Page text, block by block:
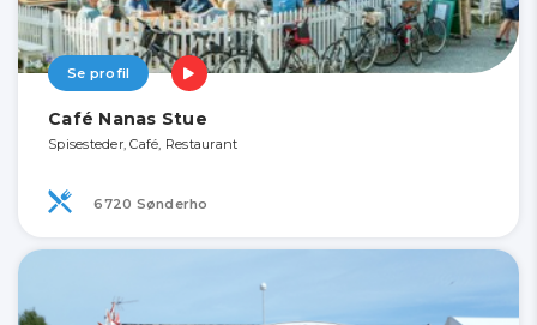
Se profil
Café Nanas Stue
Spisesteder, Café, Restaurant
6720 Sønderho